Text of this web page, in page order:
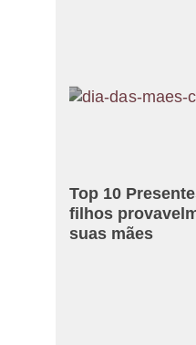
Top 10
filhos
suas mães